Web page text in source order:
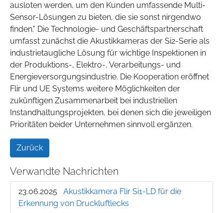
ausloten werden, um den Kunden umfassende Multi-
Sensor-Lösungen zu bieten, die sie sonst nirgendwo
finden." Die Technologie- und Geschäftspartnerschaft
umfasst zunächst die Akustikkameras der Si2-Serie als
industrietaugliche Lösung für wichtige Inspektionen in
der Produktions-, Elektro-, Verarbeitungs- und
Energieversorgungsindustrie. Die Kooperation eröffnet
Flir und UE Systems weitere Möglichkeiten der
zukünftigen Zusammenarbeit bei industriellen
Instandhaltungsprojekten, bei denen sich die jeweiligen
Prioritäten beider Unternehmen sinnvoll ergänzen.
Zurück
Verwandte Nachrichten
23.06.2025
Akustikkamera Flir Si1-LD für die
Erkennung von Druckluftlecks